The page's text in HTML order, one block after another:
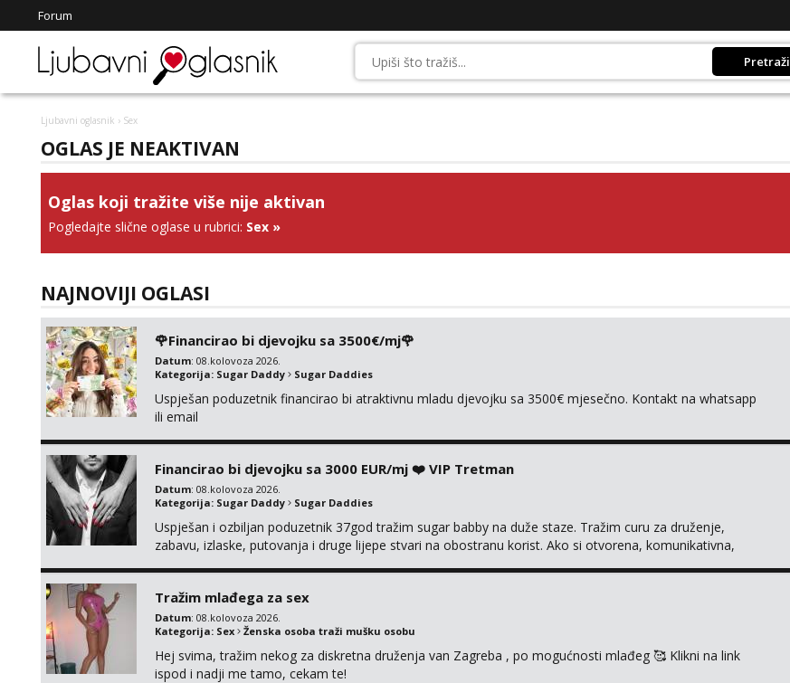
Forum
Pretraži
Ljubavni oglasnik › Sex
OGLAS JE NEAKTIVAN
Oglas koji tražite više nije aktivan
Pogledajte slične oglase u rubrici: Sex »
NAJNOVIJI OGLASI
🌹Financirao bi djevojku sa 3500€/mj🌹
Datum: 08.kolovoza 2026.
Kategorija: Sugar Daddy Sugar Daddies
Uspješan poduzetnik financirao bi atraktivnu mladu djevojku sa 3500€ mjesečno. Kontakt na whatsapp
ili email
Financirao bi djevojku sa 3000 EUR/mj ❤️ VIP Tretman
Datum: 08.kolovoza 2026.
Kategorija: Sugar Daddy Sugar Daddies
Uspješan i ozbiljan poduzetnik 37god tražim sugar babby na duže staze. Tražim curu za druženje,
zabavu, izlaske, putovanja i druge lijepe stvari na obostranu korist. Ako si otvorena, komunikativna,
Tražim mlađega za sex
Datum: 08.kolovoza 2026.
Kategorija: Sex Ženska osoba traži mušku osobu
Hej svima, tražim nekog za diskretna druženja van Zagreba , po mogućnosti mlađeg 🥰 Klikni na link
ispod i nadji me tamo, cekam te!